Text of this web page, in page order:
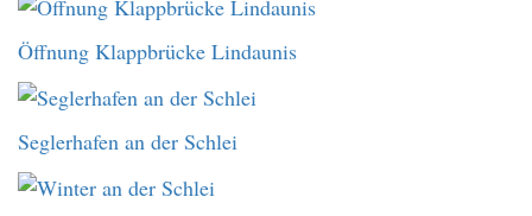
Öffnung Klappbrücke Lindaunis
Seglerhafen an der Schlei